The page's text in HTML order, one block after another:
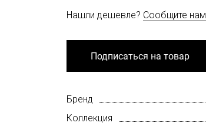
Нашли дешевле? Сообщите нам
Подписаться на товар
Бренд
Коллекция